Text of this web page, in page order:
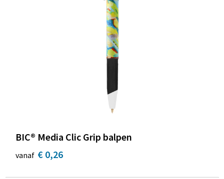
BIC® Media Clic Grip balpen
vanaf € 0,26